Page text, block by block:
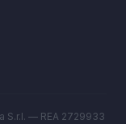
S.r.l. — REA 2729933